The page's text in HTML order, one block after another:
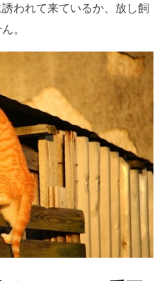
われて来ているか、放し飼
。